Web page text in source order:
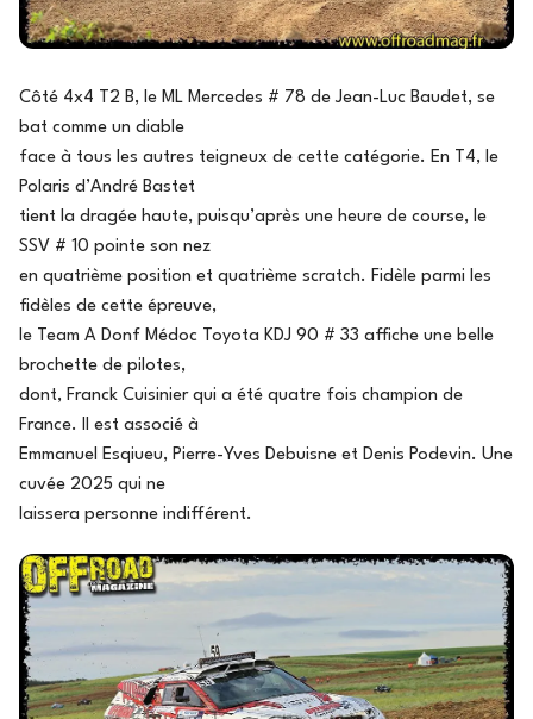
Côté 4x4 T2 B, le ML Mercedes # 78 de Jean-Luc Baudet, se
bat comme un diable
face à tous les autres teigneux de cette catégorie. En T4, le
Polaris d’André Bastet
tient la dragée haute, puisqu’après une heure de course, le
SSV # 10 pointe son nez
en quatrième position et quatrième scratch. Fidèle parmi les
fidèles de cette épreuve,
le Team A Donf Médoc Toyota KDJ 90 # 33 affiche une belle
brochette de pilotes,
dont, Franck Cuisinier qui a été quatre fois champion de
France. Il est associé à
Emmanuel Esqiueu, Pierre-Yves Debuisne et Denis Podevin. Une
cuvée 2025 qui ne
laissera personne indifférent.